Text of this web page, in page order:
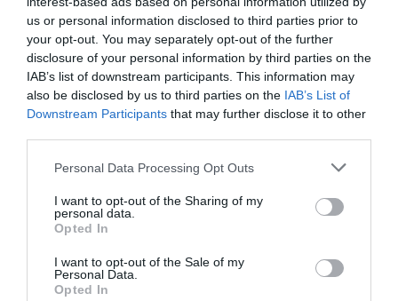
us or personal information disclosed to third parties prior to
your opt-out. You may separately opt-out of the further
disclosure of your personal information by third parties on the
IAB’s list of downstream participants. This information may
also be disclosed by us to third parties on the IAB’s List of
Downstream Participants that may further disclose it to other
Personal Data Processing Opt Outs
I want to opt-out of the Sharing of my
personal data.
Opted In
I want to opt-out of the Sale of my
Personal Data.
Opted In
El IBEX 35 cerró la sesión del miércoles en
los 20.057 puntos, un nuevo récord
Eulogio López
Ceuta. Nuestra Señora de África:
convertir al musulmán
Eulogio López
emigración es mala
Eulogio López
Argumentos